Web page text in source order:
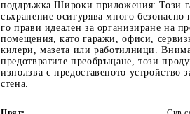
поддръжка.Широки приложения: Този
съхранение осигурява много безопасно
го прави идеален за организиране на
помещения, като гаражи, офиси,
килери, мазета или работилници.
предотвратите преобръщане, този
използва с предоставеното устройство
стена.